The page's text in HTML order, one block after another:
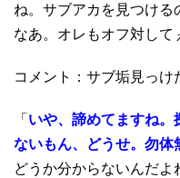
ね。サブアカを見つける
なあ。オレもオフ対して
コメント：サブ垢見っけ
「 いや、諦めてますね。
ないもん、どうせ。勿体
どうか分からないんだ